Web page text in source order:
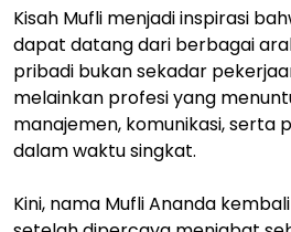
Kisah Mufli menjadi inspirasi
dapat datang dari berbagai
pribadi bukan sekadar
melainkan profesi yang
manajemen, komunikasi, serta
dalam waktu singkat.
Kini, nama Mufli Ananda